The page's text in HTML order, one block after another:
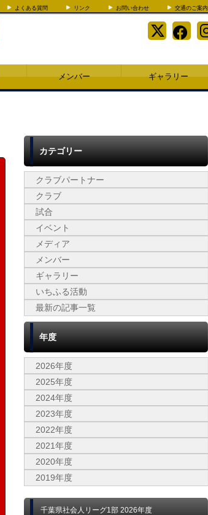
よくある質問 リンク お問い合わせ 交通のご案内
メンバー ギャラリー
カテゴリー
クラブパートナー
クラブ
試合
イベント
メディア
メンバー
ギャラリー
いちふる活動
最新の記事一覧
年度
2026年度
2025年度
2024年度
2023年度
2022年度
2021年度
2020年度
2019年度
千葉県社会人リーグ1部 2026年度